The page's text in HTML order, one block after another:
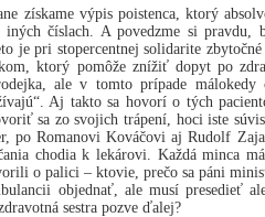
získame výpis poistenca, ktorý
číslach. A povedzme si pravdu,
je pri stopercentnej solidarite
ktorý pomôže znížiť dopyt po
ale v tomto prípade
Aj takto sa hovorí o tých
sa zo svojich trápení, hoci iste
po Romanovi Kováčovi aj Rudolf
chodia k lekárovi. Každá minca
o palici – ktovie, prečo sa páni
objednať, ale musí presedieť
sestra pozve ďalej?